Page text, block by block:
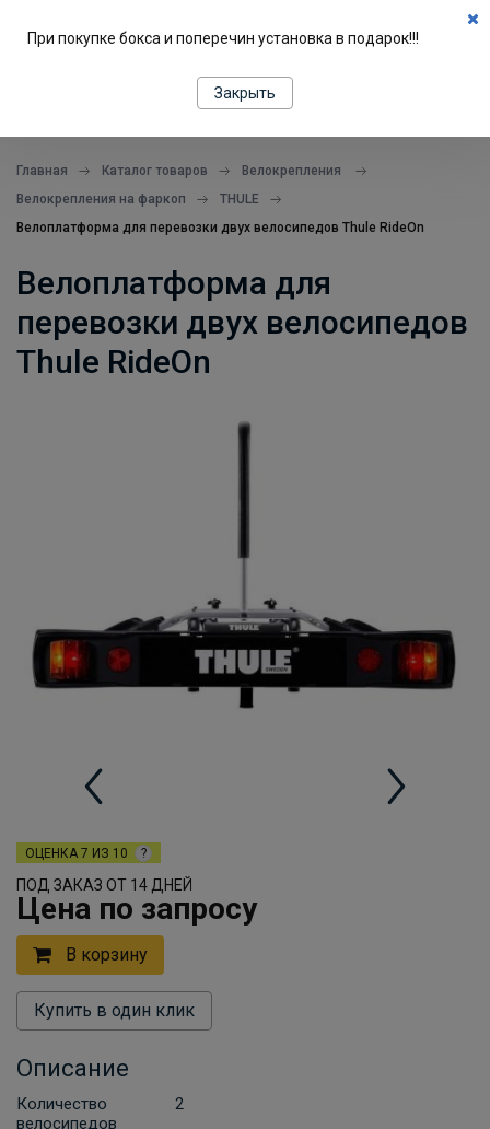
Главная Каталог товаров
Велокрепления
Велокрепления на фаркоп
THULE
Велоплатформа для перевозки двух велосипедов Thule RideOn
Велоплатформа для
перевозки двух велосипедов
Thule RideOn
ОЦЕНКА 7 ИЗ 10 ?
ПОД ЗАКАЗ ОТ 14 ДНЕЙ
Цена по запросу
В корзину
Купить в один клик
Описание
Количество
велосипедов
2
При покупке бокса и поперечин установка в подарок!!!
Закрыть